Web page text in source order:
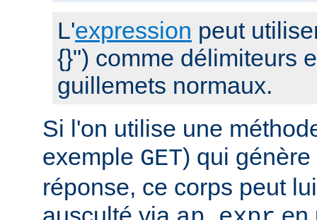
L'expression peut
{}") comme délimiteurs
guillemets normaux.
Si l'on utilise une
exemple GET) qui
réponse, ce corps peut